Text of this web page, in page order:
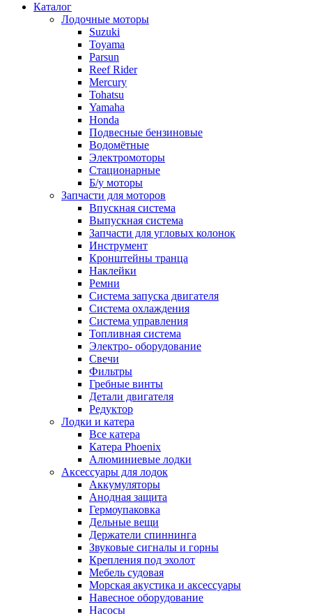
Каталог
Лодочные моторы
Suzuki
Toyama
Parsun
Reef Rider
Mercury
Tohatsu
Yamaha
Honda
Подвесные бензиновые
Водомётные
Электромоторы
Стационарные
Б/у моторы
Запчасти для моторов
Впускная система
Выпускная система
Запчасти для угловых колонок
Инструмент
Кронштейны транца
Наклейки
Ремни
Система запуска двигателя
Система охлаждения
Система управления
Топливная система
Электро- оборудование
Свечи
Фильтры
Гребные винты
Детали двигателя
Редуктор
Лодки и катера
Все катера
Катера Phoenix
Алюминиевые лодки
Аксессуары для лодок
Аккумуляторы
Анодная защита
Гермоупаковка
Дельные вещи
Держатели спиннинга
Звуковые сигналы и горны
Крепления под эхолот
Мебель судовая
Морская акустика и аксессуары
Навесное оборудование
Насосы